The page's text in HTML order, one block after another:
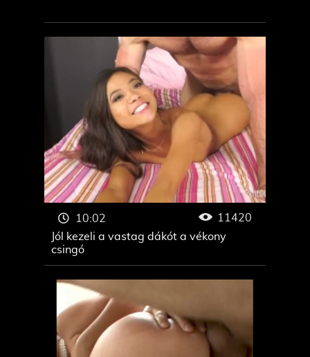
Jól kezeli a vastag dákót a vékony
csingó
10:02 11420